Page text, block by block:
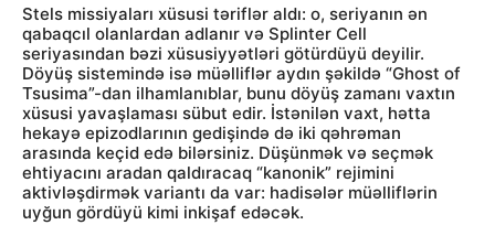
Stels missiyaları xüsusi təriflər aldı: o, seriyanın ən
qabaqcıl olanlardan adlanır və Splinter Cell
seriyasından bəzi xüsusiyyətləri götürdüyü deyilir.
Döyüş sistemində isə müəlliflər aydın şəkildə “Ghost of
Tsusima”-dan ilhamlanıblar, bunu döyüş zamanı vaxtın
xüsusi yavaşlaması sübut edir. İstənilən vaxt, hətta
hekayə epizodlarının gedişində də iki qəhrəman
arasında keçid edə bilərsiniz. Düşünmək və seçmək
ehtiyacını aradan qaldıracaq “kanonik” rejimini
aktivləşdirmək variantı da var: hadisələr müəlliflərin
uyğun gördüyü kimi inkişaf edəcək.